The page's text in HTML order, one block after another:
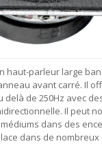
haut-parleur large
avant carré. Il
de 250Hz avec
Il peut
dans des
dans de